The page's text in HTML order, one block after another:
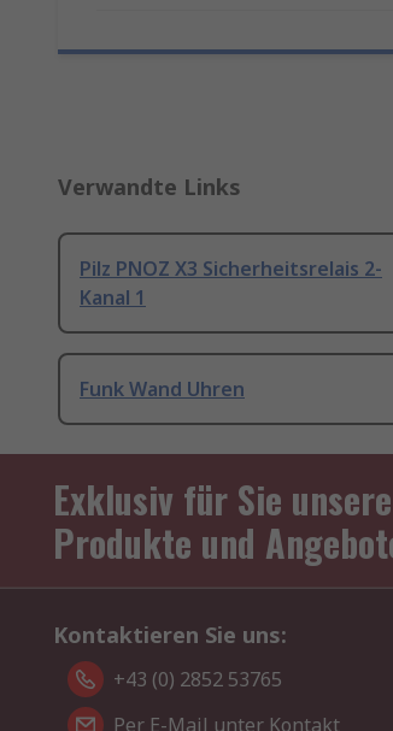
Verwandte Links
Pilz PNOZ X3 Sicherheitsrelais 2-
Kanal 1
Funk Wand Uhren
Exklusiv für Sie
Produkte und
Kontaktieren Sie uns:
+43 (0) 2852 53765
Per E-Mail unter Kontakt